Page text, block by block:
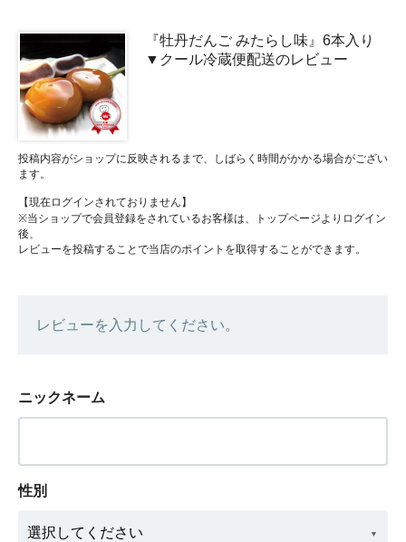
『牡丹だんご みたらし味』6本入り
▼クール冷蔵便配送のレビュー
投稿内容がショップに反映されるまで、しばらく時間がかかる場合がござい
ます。
【現在ログインされておりません】
※当ショップで会員登録をされているお客様は、トップページよりログイン
後、
レビューを投稿することで当店のポイントを取得することができます。
レビューを入力してください。
ニックネーム
性別